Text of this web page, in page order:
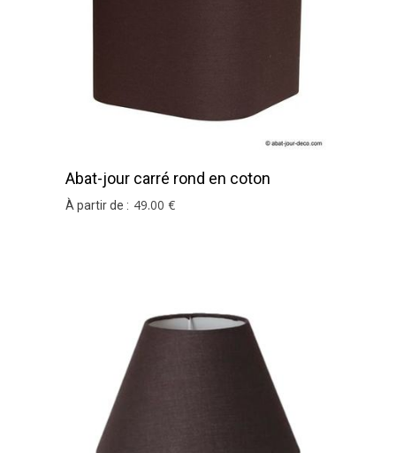
Abat-jour carré rond en coton
chocolat
À partir de : 49.00 €